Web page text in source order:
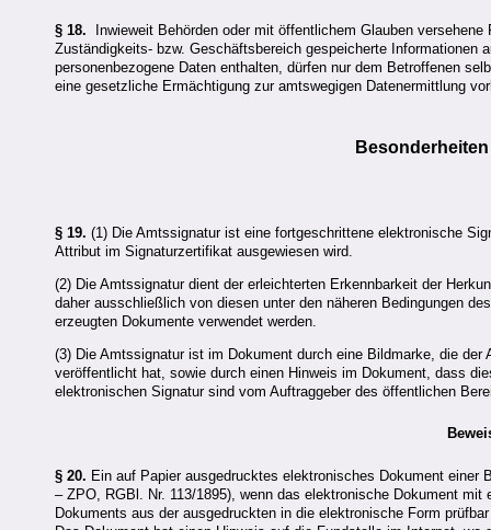
§ 18. Inwieweit Behörden oder mit öffentlichem Glauben
Zuständigkeits- bzw. Geschäftsbereich gespeicherte
personenbezogene Daten enthalten, dürfen nur dem Betroffenen
eine gesetzliche Ermächtigung zur amtswegigen Datenermittlung
§ 19. (1) Die Amtssignatur ist eine fortgeschrittene elektronische
Attribut im Signaturzertifikat ausgewiesen wird.
(2) Die Amtssignatur dient der erleichterten Erkennbarkeit der
daher ausschließlich von diesen unter den näheren Bedingungen
erzeugten Dokumente verwendet werden.
(3) Die Amtssignatur ist im Dokument durch eine Bildmarke, die
veröffentlicht hat, sowie durch einen Hinweis im Dokument, dass
elektronischen Signatur sind vom Auftraggeber des öffentlichen
§ 20. Ein auf Papier ausgedrucktes elektronisches Dokument einer
– ZPO, RGBl. Nr. 113/1895), wenn das elektronische Dokument
Dokuments aus der ausgedruckten in die elektronische Form